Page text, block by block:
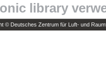
library
© Deutsches Zentrum für Luft- und